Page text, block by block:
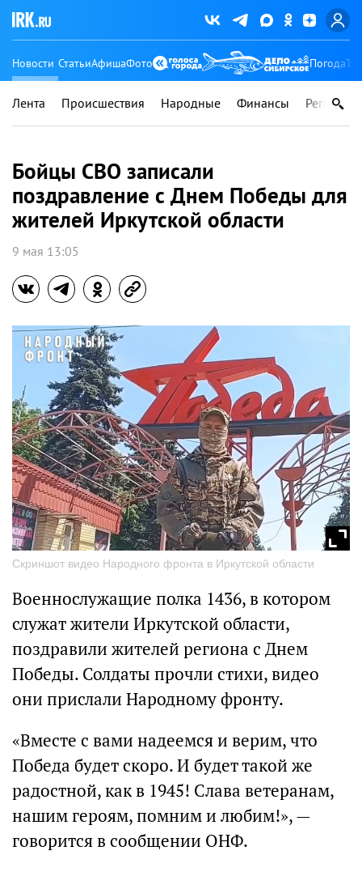
Новости СтатьиАфишаФото Погода
Лента Происшествия Народные Финансы Регионы
Бойцы СВО записали
поздравление с Днем Победы для
жителей Иркутской области
9 мая 13:05
Скриншот видео Народного фронта в Иркутской области
Военнослужащие полка 1436, в котором
служат жители Иркутской области,
поздравили жителей региона с Днем
Победы. Солдаты прочли стихи, видео
они прислали Народному фронту.
«Вместе с вами надеемся и верим, что
Победа будет скоро. И будет такой же
радостной, как в 1945! Слава ветеранам,
нашим героям, помним и любим!», —
говорится в сообщении ОНФ.